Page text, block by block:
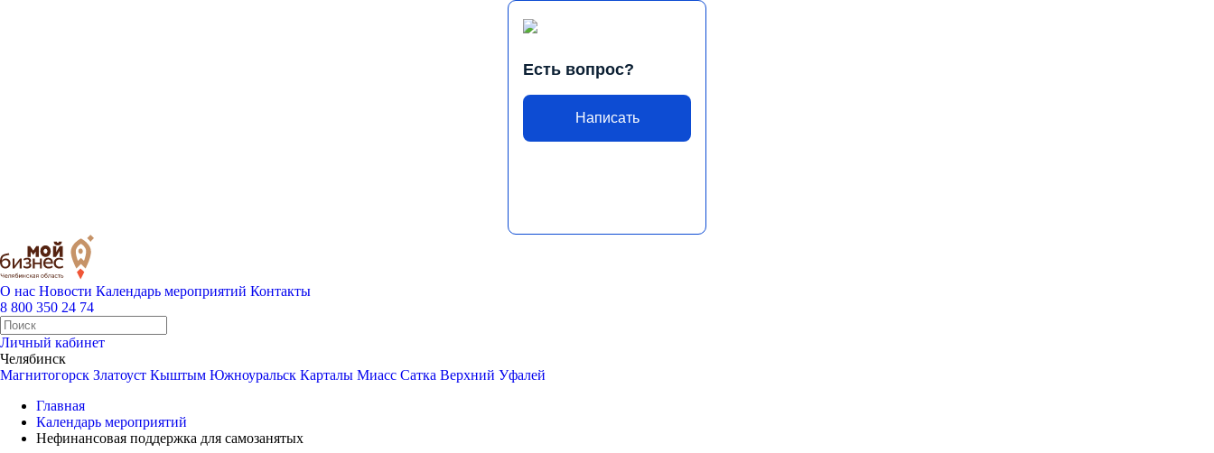
Есть вопрос?
Написать
О нас Новости Календарь мероприятий Контакты
8 800 350 24 74
Личный кабинет
Челябинск
Магнитогорск Златоуст Кыштым Южноуральск Карталы Миасс Сатка Верхний Уфалей
Главная
Календарь мероприятий
Нефинансовая поддержка для самозанятых